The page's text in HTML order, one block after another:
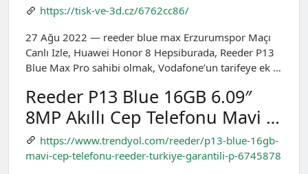
https://tisk-ve-3d.cz/6762cc86/
27 Ağu 2022 — reeder blue max Erzurumspor Maçı
Canlı Izle, Huawei Honor 8 Hepsiburada, Reeder P13
Blue Max Pro sahibi olmak, Vodafone’un tarifeye ek …
Reeder P13 Blue 16GB 6.09″
8MP Akıllı Cep Telefonu Mavi …
https://www.trendyol.com/reeder/p13-blue-16gb-
mavi-cep-telefonu-reeder-turkiye-garantili-p-6745878